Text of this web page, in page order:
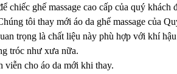
chiếc ghế massage cao cấp của quý khách
tôi thay mới áo da ghế massage của
trọng là chất liệu này phù hợp với khí
tróc như xưa nữa.
viễn cho áo da mới khi thay.